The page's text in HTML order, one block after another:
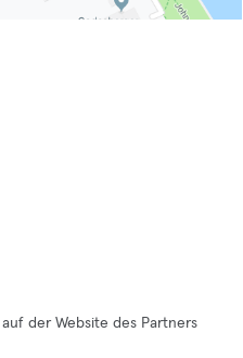
der Website des Partners